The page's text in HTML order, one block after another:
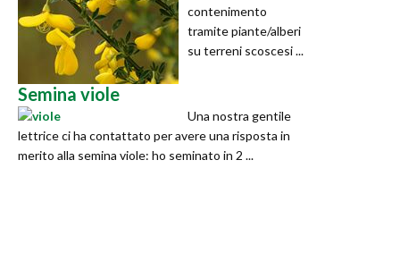
contenimento
tramite piante/alberi
su terreni scoscesi ...
Semina viole
Una nostra gentile
lettrice ci ha contattato per avere una risposta in
merito alla semina viole: ho seminato in 2 ...